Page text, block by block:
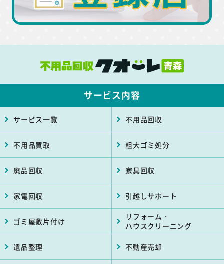
サービス内容
サービス一覧 不用品回収
不用品買取 粗大ゴミ処分
廃品回収 家具回収
家電回収 引越しサポート
ゴミ屋敷片付け
リフォーム・
ハウスクリーニング
遺品整理 不動産売却